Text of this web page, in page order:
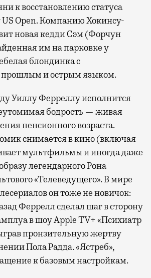
местом, где можно
поработать или просто
сквозь панорамные
взлетают и садятся
нет недостатка
их обычно
зонах воздушных
вокзалах — тоже.
на Ленинградском,
Ярославском
Попасть в бизнес-залы
Mir Supreme. Причем
Всего доступно более
по всему миру.
к восстановлению статуса
US Open. Компанию Хокинсу-
новая кедди Сэм (Форчун
им на парковке у
блондинка с
и острым языком.
Уиллу Ферреллу исполнится
бодрость — живая
пенсионного возраста.
снимается в кино (включая
мультфильмы и иногда даже
легендарного Рона
«Телеведущего». В мире
он тоже не новичок:
Феррелл сделал шаг в сторону
в шоу Apple TV+ «Психиатр
пронзительную жертву
Пола Радда. «Ястреб»,
к базовым настройкам.